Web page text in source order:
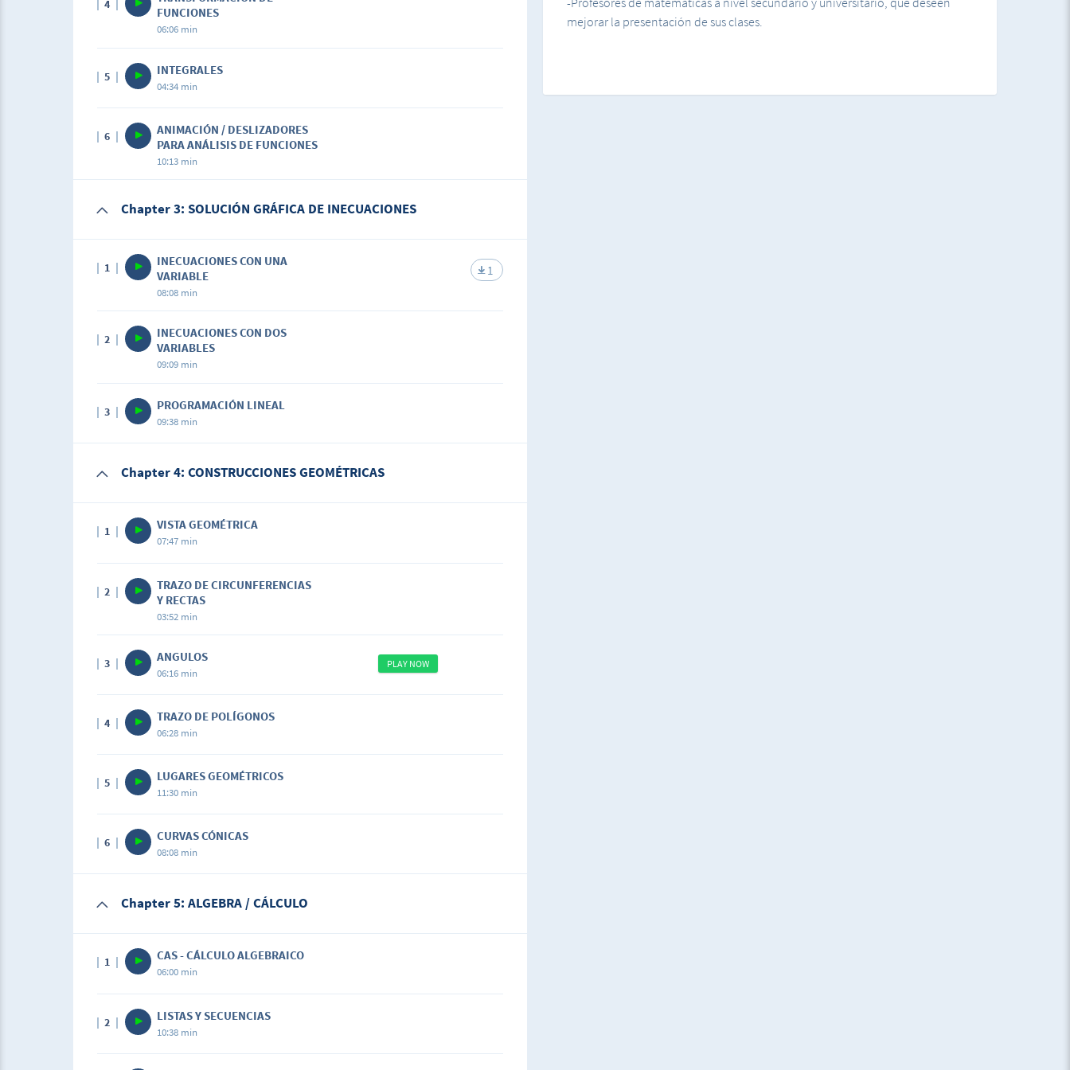
mejorar la presentación de sus clases.
4
FUNCIONES
06:06 min
5 INTEGRALES
04:34 min
6
ANIMACIÓN / DESLIZADORES
PARA ANÁLISIS DE FUNCIONES
10:13 min
Chapter 3: SOLUCIÓN GRÁFICA DE INECUACIONES
1
INECUACIONES CON UNA
VARIABLE
08:08 min
1
2
INECUACIONES CON DOS
VARIABLES
09:09 min
3 PROGRAMACIÓN LINEAL
09:38 min
Chapter 4: CONSTRUCCIONES GEOMÉTRICAS
1 VISTA GEOMÉTRICA
07:47 min
2
TRAZO DE CIRCUNFERENCIAS
Y RECTAS
03:52 min
3 ANGULOS
06:16 min
PLAY NOW
4 TRAZO DE POLÍGONOS
06:28 min
5 LUGARES GEOMÉTRICOS
11:30 min
6 CURVAS CÓNICAS
08:08 min
Chapter 5: ALGEBRA / CÁLCULO
1 CAS - CÁLCULO ALGEBRAICO
06:00 min
2 LISTAS Y SECUENCIAS
10:38 min